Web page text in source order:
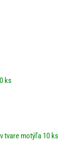
ks
tvare motýľa 10 ks